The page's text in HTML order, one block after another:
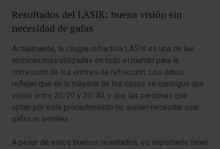
Resultados del LASIK: buena visión sin
necesidad de gafas
Actualmente, la cirugía refractiva LASIK es una de las
técnicas más utilizadas en todo el mundo para la
corrección de los errores de refracción. Los datos
reflejan que en la mayoría de los casos se consigue una
visión entre 20/20 y 20/40, y que las personas que
optan por este procedimiento no suelen necesitar usar
gafas ni lentillas.
A pesar de estos buenos resultados, es importante tener